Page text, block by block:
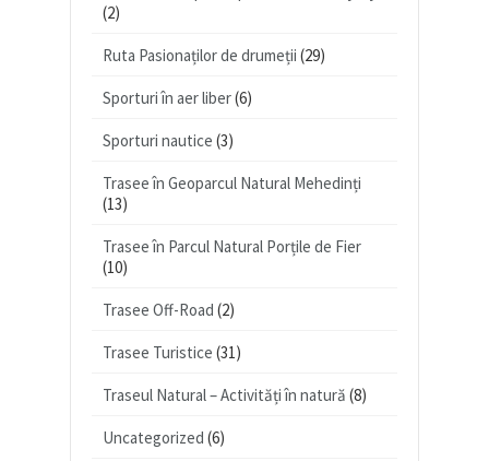
(2)
Ruta Pasionaților de drumeții (29)
Sporturi în aer liber(6)
Sporturi nautice (3)
Trasee în Geoparcul Natural Mehedinți
(13)
Trasee în Parcul Natural Porțile de Fier
(10)
Trasee Off-Road (2)
Trasee Turistice (31)
Traseul Natural – Activități în natură (8)
Uncategorized (6)